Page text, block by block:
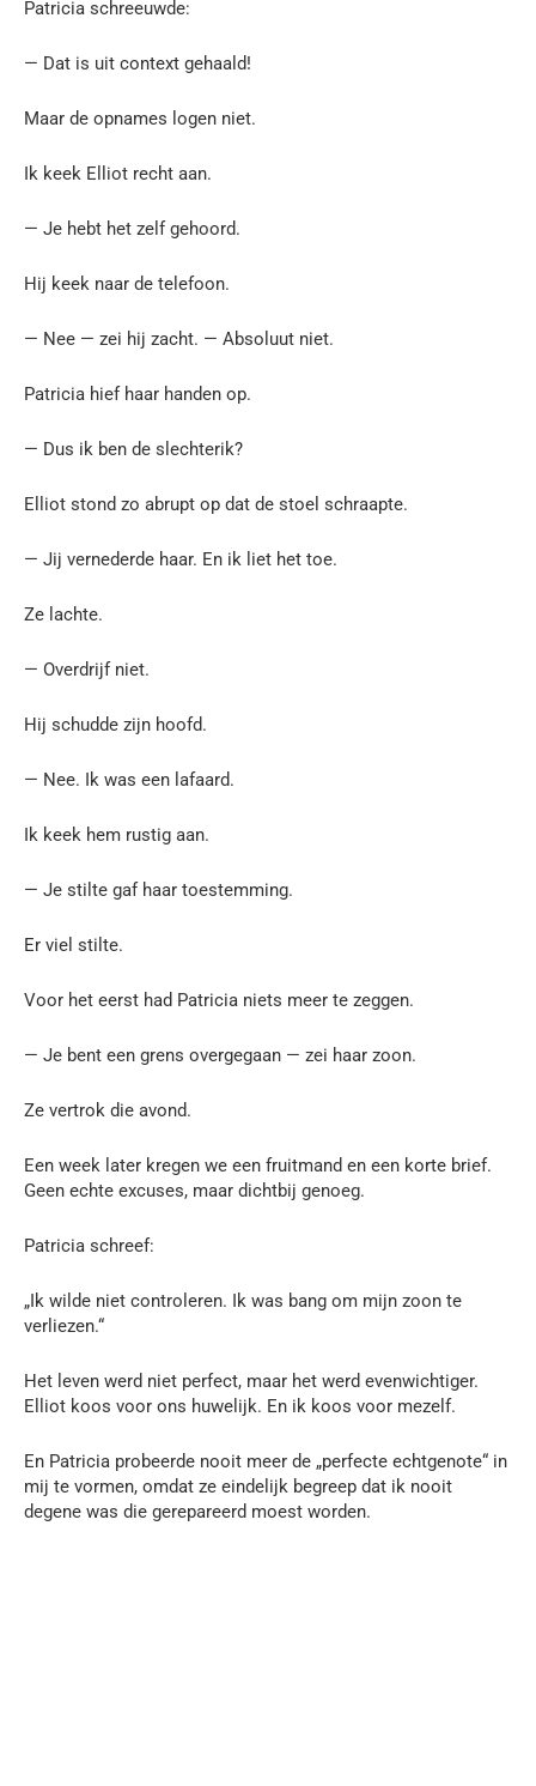
Patricia schreeuwde:
— Dat is uit context gehaald!
Maar de opnames logen niet.
Ik keek Elliot recht aan.
— Je hebt het zelf gehoord.
Hij keek naar de telefoon.
— Nee — zei hij zacht. — Absoluut niet.
Patricia hief haar handen op.
— Dus ik ben de slechterik?
Elliot stond zo abrupt op dat de stoel schraapte.
— Jij vernederde haar. En ik liet het toe.
Ze lachte.
— Overdrijf niet.
Hij schudde zijn hoofd.
— Nee. Ik was een lafaard.
Ik keek hem rustig aan.
— Je stilte gaf haar toestemming.
Er viel stilte.
Voor het eerst had Patricia niets meer te zeggen.
— Je bent een grens overgegaan — zei haar zoon.
Ze vertrok die avond.
Een week later kregen we een fruitmand en een korte brief.
Geen echte excuses, maar dichtbij genoeg.
Patricia schreef:
„Ik wilde niet controleren. Ik was bang om mijn zoon te
verliezen.“
Het leven werd niet perfect, maar het werd evenwichtiger.
Elliot koos voor ons huwelijk. En ik koos voor mezelf.
En Patricia probeerde nooit meer de „perfecte echtgenote“ in
mij te vormen, omdat ze eindelijk begreep dat ik nooit
degene was die gerepareerd moest worden.